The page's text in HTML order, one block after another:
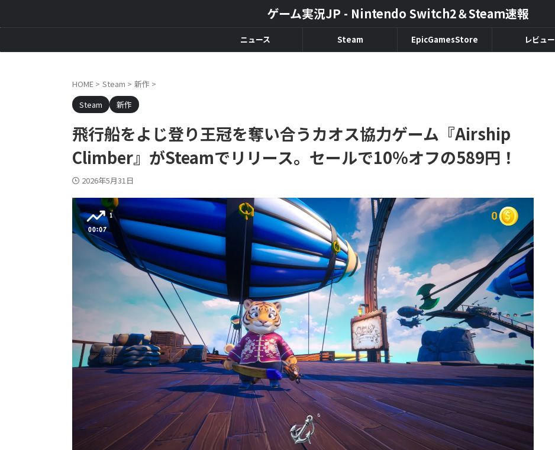
ゲーム実況JP - Nintendo Switch2＆Steam速報
ニュース Steam EpicGamesStore レビュー
HOME > Steam > 新作 >
Steam
新作
飛行船をよじ登り王冠を奪い合うカオス協力ゲーム『Airship
Climber』がSteamでリリース。セールで10％オフの589円！
2026年5月31日